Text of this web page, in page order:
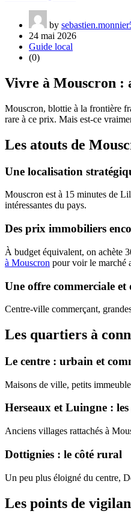
by
24 mai 2026
Guide local
(0)
Vivre à Mouscron :
Mouscron, blottie à la frontière
rare à ce prix. Mais est-ce
Les atouts de
Une localisation
Mouscron est à 15 minutes de
intéressantes du pays.
Des prix immobiliers
À budget équivalent, on achète
à Mouscron pour voir le marché
Une offre commerciale et
Centre-ville commerçant,
Les quartiers à
Le centre : urbain et
Maisons de ville, petits
Herseaux et Luingne :
Anciens villages rattachés à
Dottignies : le côté rural
Un peu plus éloigné du centre,
Les points de